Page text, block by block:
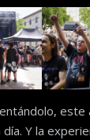
este
Y la